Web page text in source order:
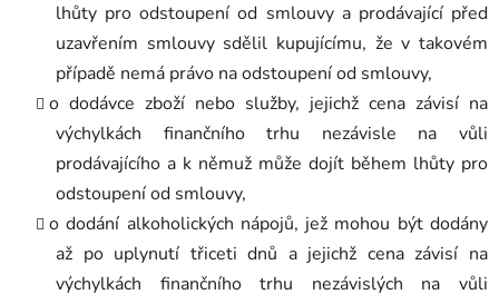
lhůty pro odstoupení od smlouvy a prodávající před
uzavřením smlouvy sdělil kupujícímu, že v takovém
případě nemá právo na odstoupení od smlouvy,
o dodávce zboží nebo služby, jejichž cena závisí na
výchylkách finančního trhu nezávisle na vůli
prodávajícího a k němuž může dojít během lhůty pro
odstoupení od smlouvy,
o dodání alkoholických nápojů, jež mohou být dodány
až po uplynutí třiceti dnů a jejichž cena závisí na
výchylkách finančního trhu nezávislých na vůli